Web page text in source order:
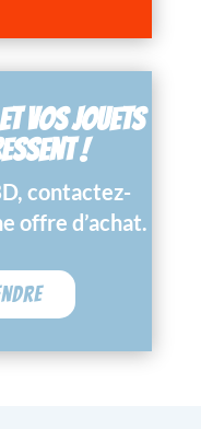
VOS JOUETS
!
contactez-
offre d’achat.